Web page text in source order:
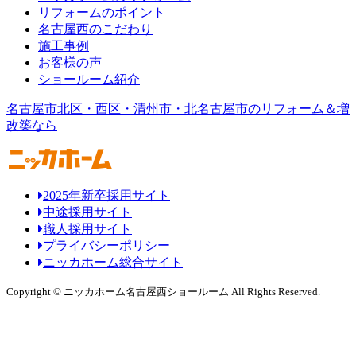
リフォームのポイント
名古屋西のこだわり
施工事例
お客様の声
ショールーム紹介
名古屋市北区・西区・清州市・北名古屋市のリフォーム＆増
改築なら
2025年新卒採用サイト
中途採用サイト
職人採用サイト
プライバシーポリシー
ニッカホーム総合サイト
Copyright © ニッカホーム名古屋西ショールーム All Rights Reserved.